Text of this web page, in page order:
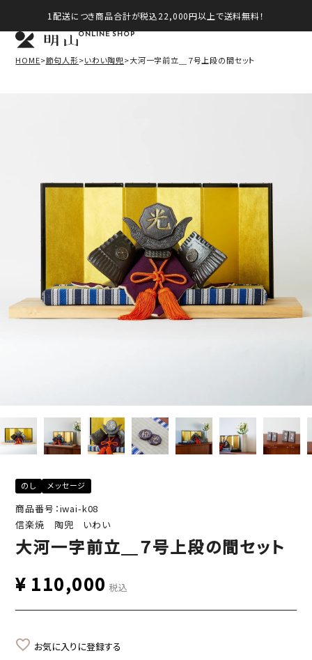
1配送につき商品合計が税込22,000円以上で送料無料！
ONLINE SHOP
HOME 節句人形 いわい陶兜 大河一字前立＿７号上段の間セット
のし メッセージ
商品番号：iwai-k08
信楽焼 陶兜 いわい
大河一字前立＿７号上段の間セット
¥ 110,000 税込
お気に入りに登録する